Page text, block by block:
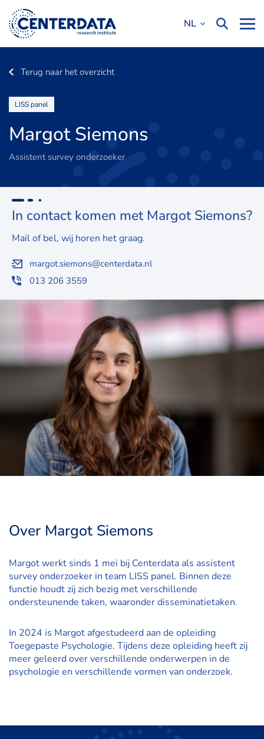
NL
Terug naar het overzicht
LISS panel
Margot Siemons
Assistent survey onderzoeker
In contact komen met Margot Siemons?
Mail of bel, wij horen het graag.
margot.siemons@centerdata.nl
013 206 3559
Over Margot Siemons
Margot werkt sinds 1 mei bij Centerdata als assistent
survey onderzoeker in team LISS panel. Binnen deze
functie houdt zij zich bezig met verschillende
ondersteunende taken, waaronder disseminatietaken.
In 2024 is Margot afgestudeerd aan de opleiding
Toegepaste Psychologie. Tijdens deze opleiding heeft zij
meer geleerd over verschillende onderwerpen in de
psychologie en verschillende vormen van onderzoek.